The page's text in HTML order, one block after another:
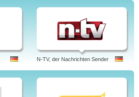
N-TV, der Nachrichten Sender